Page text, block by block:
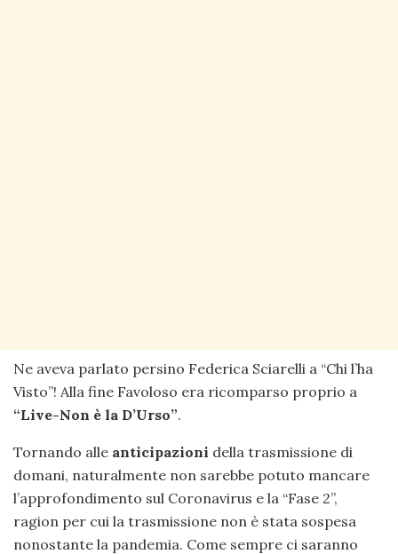
Ne aveva parlato persino Federica Sciarelli a “Chi l’ha
Visto”! Alla fine Favoloso era ricomparso proprio a
“Live-Non è la D’Urso”.
Tornando alle anticipazioni della trasmissione di
domani, naturalmente non sarebbe potuto mancare
l’approfondimento sul Coronavirus e la “Fase 2”,
ragion per cui la trasmissione non è stata sospesa
nonostante la pandemia. Come sempre ci saranno